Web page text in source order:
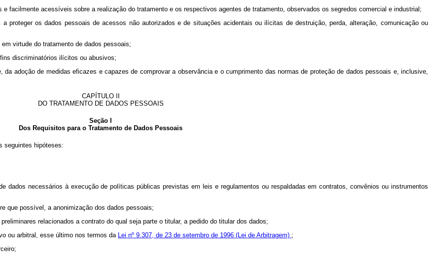
facilmente acessíveis sobre a realização do tratamento e os respectivos agentes de tratamento, observados os segredos comercial e industrial;
proteger os dados pessoais de acessos não autorizados e de situações acidentais ou ilícitas de destruição, perda, alteração, comunicação ou
virtude do tratamento de dados pessoais;
discriminatórios ilícitos ou abusivos;
adoção de medidas eficazes e capazes de comprovar a observância e o cumprimento das normas de proteção de dados pessoais e, inclusive,
CAPÍTULO II
DO TRATAMENTO DE DADOS PESSOAIS
Seção I
Dos Requisitos para o Tratamento de Dados Pessoais
seguintes hipóteses:
dados necessários à execução de políticas públicas previstas em leis e regulamentos ou respaldadas em contratos, convênios ou instrumentos
que possível, a anonimização dos dados pessoais;
relacionados a contrato do qual seja parte o titular, a pedido do titular dos dados;
ou arbitral, esse último nos termos da Lei nº 9.307, de 23 de setembro de 1996 (Lei de Arbitragem) ;